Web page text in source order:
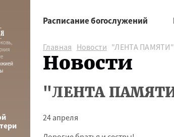
Расписание богослужений
Главная Новости "ЛЕНТА
Новости
"ЛЕНТА
24 апреля